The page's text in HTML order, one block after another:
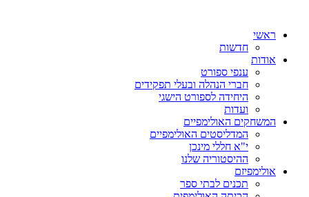
ראשי
חדשות
אודות
ענפי ספורט
חברי הנהלה ובעלי תפקידים
היחידה לספורט הישגי
ועדות
המשחקים האולימפיים
המדליסטים האולימפיים
י"א חללי מינכן
ההיסטוריה שלנו
אולימפיזם
תכנים לבתי ספר